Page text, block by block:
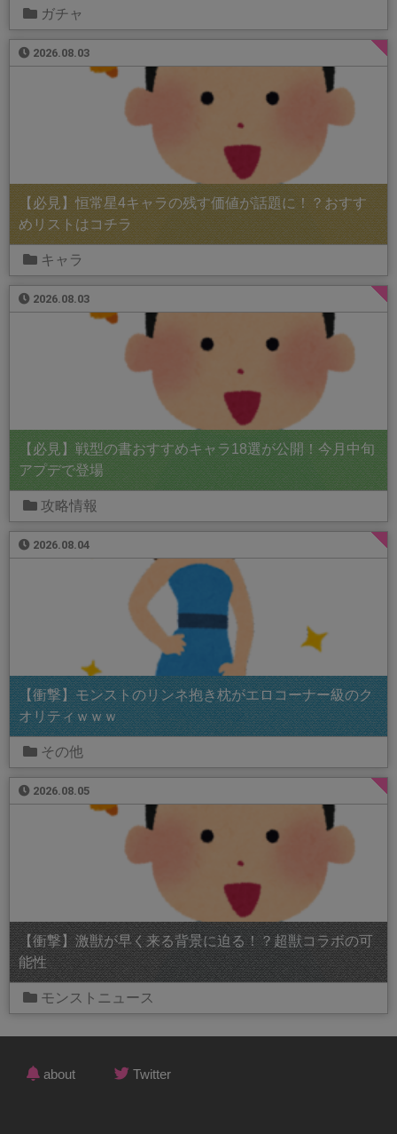
ガチャ
2026.08.03
【必見】恒常星4キャラの残す価値が話題に！？おすす
めリストはコチラ
キャラ
2026.08.03
【必見】戦型の書おすすめキャラ18選が公開！今月中旬
アプデで登場
攻略情報
2026.08.04
【衝撃】モンストのリンネ抱き枕がエロコーナー級のク
オリティｗｗｗ
その他
2026.08.05
【衝撃】激獣が早く来る背景に迫る！？超獣コラボの可
能性
モンストニュース
about Twitter